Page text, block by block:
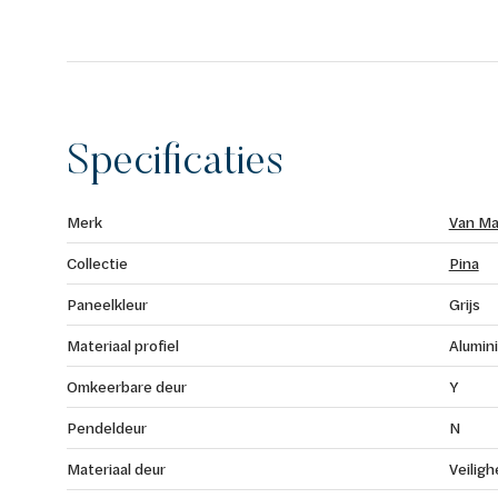
Specificaties
Merk
Van
Collectie
Pina
Paneelkleur
Grijs
Materiaal profiel
Omkeerbare deur
Y
Pendeldeur
N
Materiaal deur